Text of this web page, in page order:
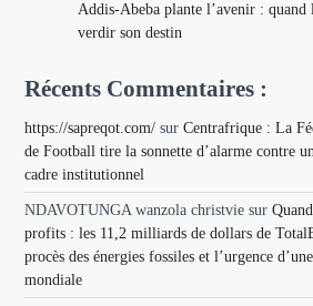
Addis-Abeba plante l’avenir :
verdir son destin
Récents Commentaires :
https://sapreqot.com/ surCentrafrique : La
de Football tire la sonnette d’alarme contre
cadre institutionnel
NDAVOTUNGA wanzola christvie sur
profits : les 11,2 milliards de dollars de
procès des énergies fossiles et l’urgence
mondiale